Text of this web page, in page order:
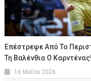
Επέστρεψε Από Το
Τη Βαλένθια Ο Καρντένας!
16 Μαΐου 2026